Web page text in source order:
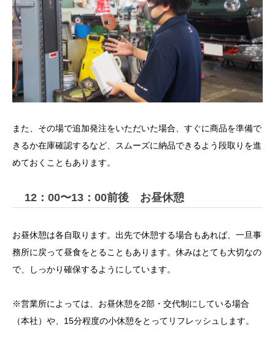
また、その場で追加発注をいただいた場合、すぐに商品を準備で
きるか在庫確認するなど、スムーズに納品できるよう段取りを進
めておくこともあります。
12：00〜13：00前後 お昼休憩
お昼休憩は各自取ります。出先で休憩する場合もあれば、一旦事
務所に戻って昼食をとることもあります。休みはとても大切なの
で、しっかり確保するようにしています。
※営業所によっては、お昼休憩を2部・交代制にしている場合
（本社）や、15分程度の小休憩をとってリフレッシュします。